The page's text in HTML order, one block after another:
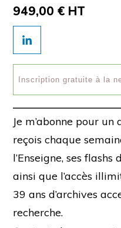
949,00 € HT
Je m’abonne pour
reçois chaque
l’Enseigne, ses
ainsi que l’accès
39 ans d’archives
recherche.